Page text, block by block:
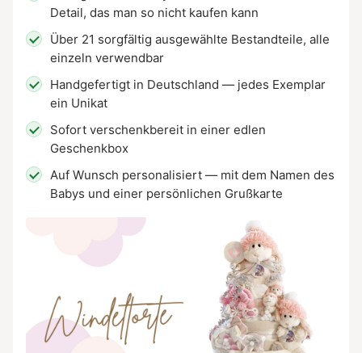
Detail, das man so nicht kaufen kann
Über 21 sorgfältig ausgewählte Bestandteile, alle
einzeln verwendbar
Handgefertigt in Deutschland — jedes Exemplar
ein Unikat
Sofort verschenkbereit in einer edlen
Geschenkbox
Auf Wunsch personalisiert — mit dem Namen des
Babys und einer persönlichen Grußkarte